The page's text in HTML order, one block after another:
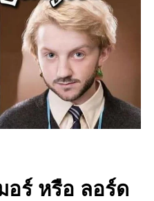
อร์ หรือ ลอร์ด